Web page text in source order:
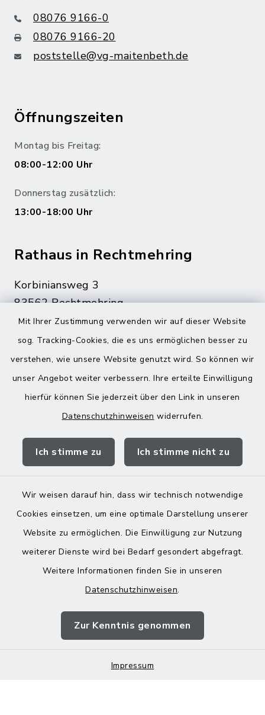
Mit Ihrer Zustimmung verwenden wir auf dieser Website
sog. Tracking-Cookies, die es uns ermöglichen besser zu
verstehen, wie unsere Website genutzt wird. So können wir
unser Angebot weiter verbessern. Ihre erteilte Einwilligung
hierfür können Sie jederzeit über den Link in unseren
Datenschutzhinweisen widerrufen.
Ich stimme zu Ich stimme nicht zu
Wir weisen darauf hin, dass wir technisch notwendige
Cookies einsetzen, um eine optimale Darstellung unserer
Website zu ermöglichen. Die Einwilligung zur Nutzung
weiterer Dienste wird bei Bedarf gesondert abgefragt.
Weitere Informationen finden Sie in unseren
Datenschutzhinweisen.
Zur Kenntnis genommen
Impressum
08076 9166-0
08076 9166-20
poststelle@vg-maitenbeth.de
Öffnungszeiten
Montag bis Freitag:
08:00-12:00 Uhr
Donnerstag zusätzlich:
13:00-18:00 Uhr
Rathaus in Rechtmehring
Korbiniansweg 3
83562 Rechtmehring
08076 499
08076 8595
poststelle@vg-maitenbeth.de
Landratsamt Mühldorf
Barrierefreiheit
Impressum
Sitemap